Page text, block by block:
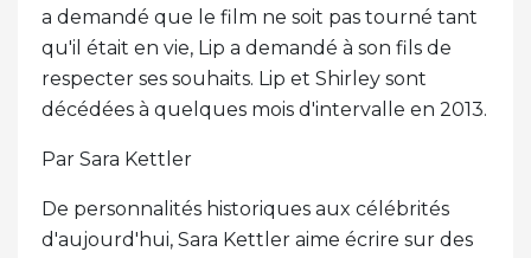
a demandé que le film ne soit pas tourné tant
qu'il était en vie, Lip a demandé à son fils de
respecter ses souhaits. Lip et Shirley sont
décédées à quelques mois d'intervalle en 2013.
Par Sara Kettler
De personnalités historiques aux célébrités
d'aujourd'hui, Sara Kettler aime écrire sur des